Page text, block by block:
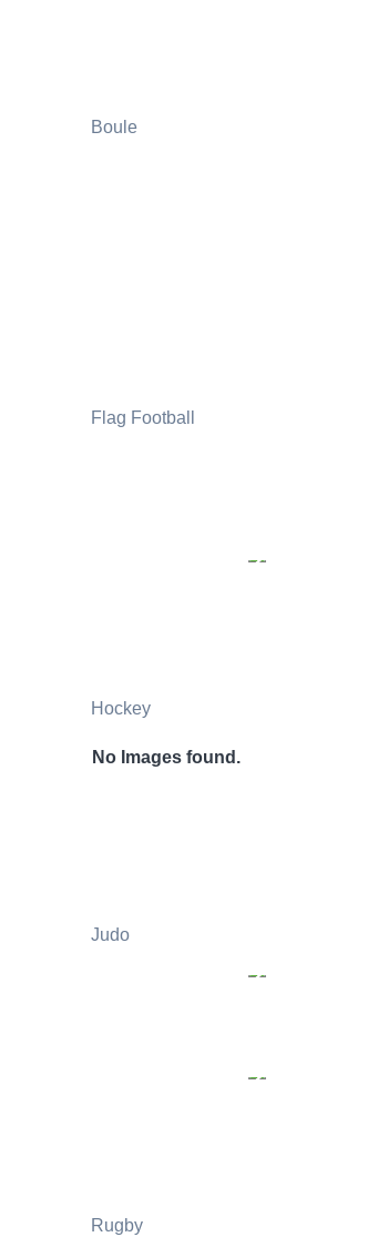
Boule
Flag Football
Hockey
No Images found.
Judo
Rugby